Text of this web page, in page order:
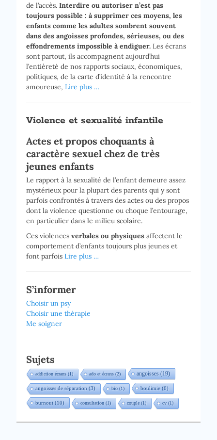
de l’accès. Interdire ou autoriser n’est pas
toujours possible : à supprimer ces moyens, les
enfants comme les adultes sombrent souvent
dans des angoisses profondes, sérieuses, ou des
effondrements impossible à endiguer. Les écrans
sont partout, ils accompagnent aujourd’hui
l’entièreté de nos rapports sociaux, économiques,
politiques, de la carte d’identité à la rencontre
amoureuse, Lire plus …
Violence et sexualité infantile
Actes et propos choquants à
caractère sexuel chez de très
jeunes enfants
Le rapport à la sexualité de l’enfant demeure assez
mystérieux pour la plupart des parents qui y sont
parfois confrontés à travers des actes ou des propos
dont la violence questionne ou choque l’entourage,
en particulier dans le milieu scolaire.
Ces violences verbales ou physiques affectent le
comportement d’enfants toujours plus jeunes et
font parfois Lire plus …
S’informer
Choisir un psy
Choisir une thérapie
Me soigner
Sujets
addiction écrans (1) ado et écrans (2) angoisses (19)
angoisses de séparation (3) bio (1) boulimie (6)
burnout (10) consultation (1) couple (1) cv(1)